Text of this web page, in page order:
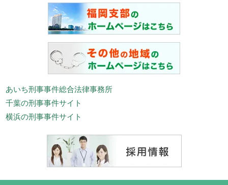
あいち刑事事件総合法律事務所
千葉の刑事事件サイト
横浜の刑事事件サイト